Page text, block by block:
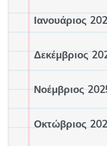
Ιανουάριος
Δεκέμβριος
Νοέμβριος
Οκτώβριος